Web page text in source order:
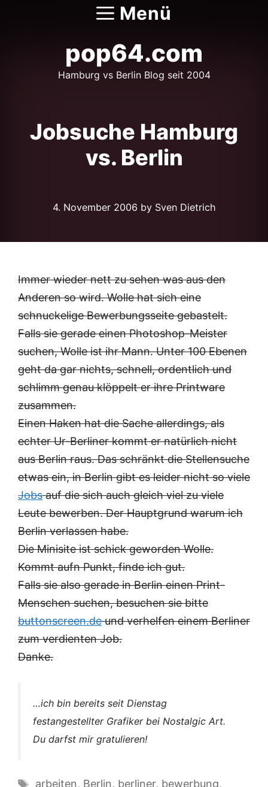
Menü
pop64.com
Hamburg vs Berlin Blog seit 2004
Jobsuche Hamburg
vs. Berlin
4. November 2006 by Sven Dietrich
Immer wieder nett zu sehen was aus den
Anderen so wird. Wolle hat sich eine
schnuckelige Bewerbungsseite gebastelt.
Falls sie gerade einen Photoshop-Meister
suchen, Wolle ist ihr Mann. Unter 100 Ebenen
geht da gar nichts, schnell, ordentlich und
schlimm genau klöppelt er ihre Printware
zusammen.
Einen Haken hat die Sache allerdings, als
echter Ur-Berliner kommt er natürlich nicht
aus Berlin raus. Das schränkt die Stellensuche
etwas ein, in Berlin gibt es leider nicht so viele
Jobsauf die sich auch gleich viel zu viele
Leute bewerben. Der Hauptgrund warum ich
Berlin verlassen habe.
Die Minisite ist schick geworden Wolle.
Kommt aufn Punkt, finde ich gut.
Falls sie also gerade in Berlin einen Print-
Menschen suchen, besuchen sie bitte
buttonscreen.deund verhelfen einem Berliner
zum verdienten Job.
Danke.
…ich bin bereits seit Dienstag
festangestellter Grafiker bei Nostalgic Art.
Du darfst mir gratulieren!
Schlagwörter
arbeiten, Berlin, berliner, bewerbung,